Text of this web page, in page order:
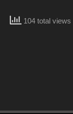
104 total views